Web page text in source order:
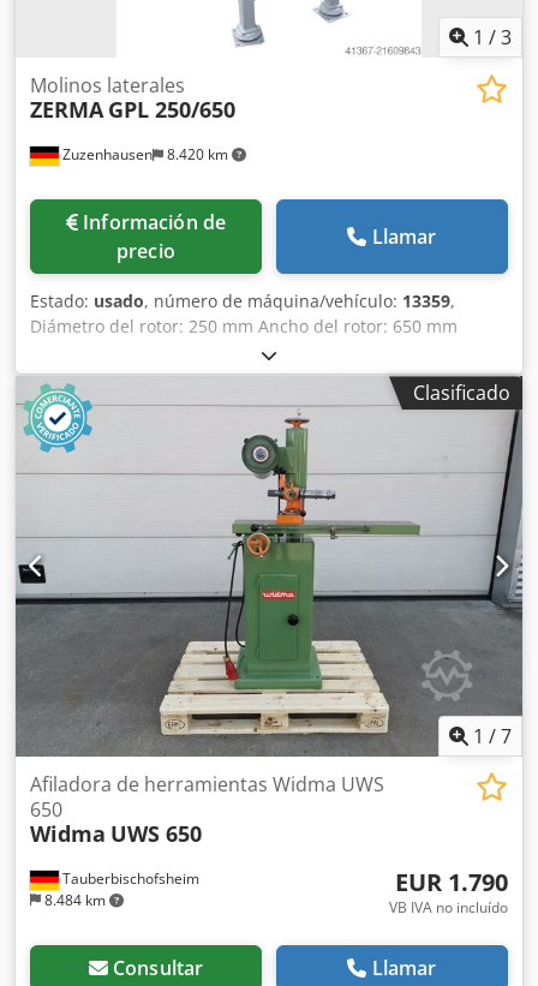
1 /3
Zuzenhausen 8.420 km
Molinos laterales
ZERMA GPL 250/650
Información de
precio
Llamar
Estado: usado, número de máquina/vehículo: 13359,
Diámetro del rotor: 250 mm Ancho del rotor: 650 mm
Cuchillas del rotor: 39 Cuchillas del estator: 2 filas Sección
de entrada aprox.: 250 x 650 mm Dcodpfx Ajyxtnxoqqjk
Motor de accionamiento: 15 kW
Clasificado
1 /7
Tauberbischofsheim
8.484 km
Afiladora de herramientas Widma UWS
650
Widma UWS 650
EUR 1.790
VB IVA no incluído
Consultar Llamar